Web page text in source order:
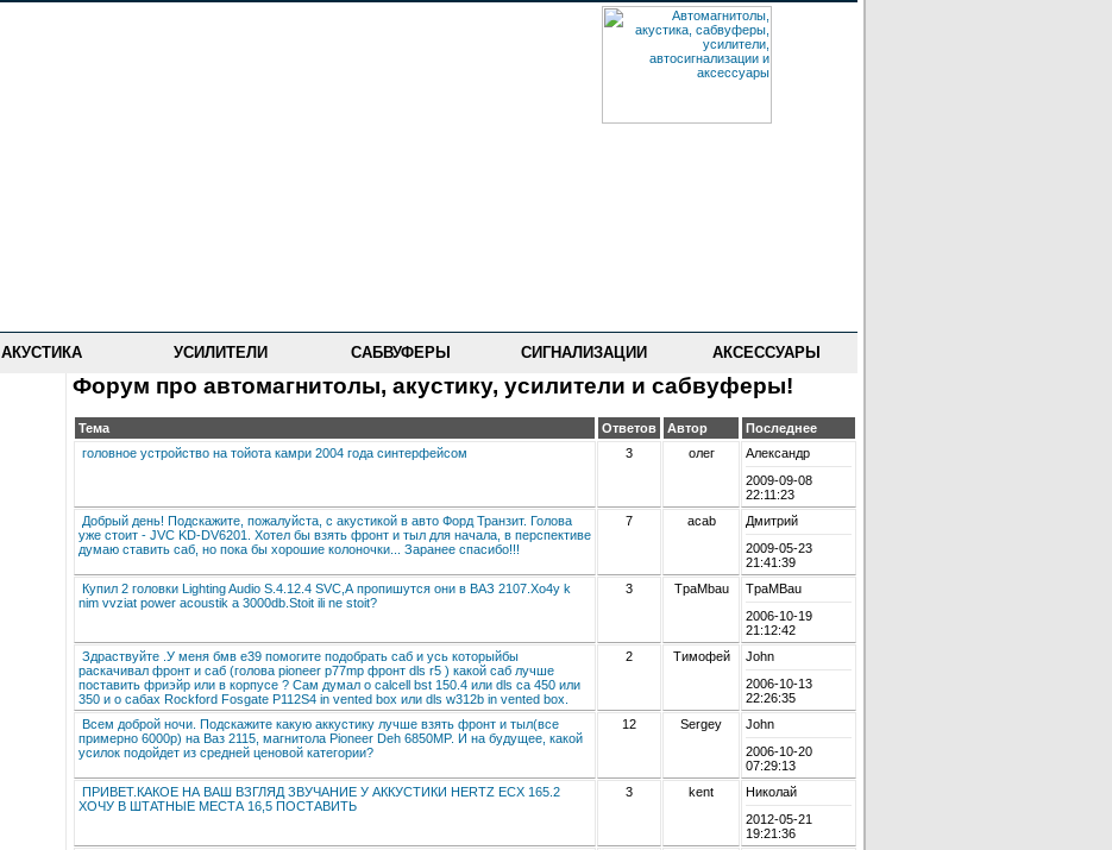
АКУСТИКА УСИЛИТЕЛИ САБВУФЕРЫ СИГНАЛИЗАЦИИ АКСЕССУАРЫ
Форум про автомагнитолы, акустику, усилители и сабвуферы!
Тема Ответов Автор
Последнее
головное устройство на тойота камри 2004 года синтерфейсом
3 олег
Александр
2009-09-08
22:11:23
Добрый день! Подскажите, пожалуйста, с акустикой в авто Форд Транзит. Голова
уже стоит - JVC KD-DV6201. Хотел бы взять фронт и тыл для начала, в перспективе
думаю ставить саб, но пока бы хорошие колоночки... Заранее спасибо!!!
7 acab
Дмитрий
2009-05-23
21:41:39
Купил 2 головки Lighting Audio S.4.12.4 SVC,А пропишутся они в ВАЗ 2107.Xo4y k
nim vvziat power acoustik a 3000db.Stoit ili ne stoit?
3 TpaMbau
TpaMBau
2006-10-19
21:12:42
Здраствуйте .У меня бмв е39 помогите подобрать саб и усь которыйбы
раскачивал фронт и саб (голова pioneer p77mp фронт dls r5 ) какой саб лучше
поставить фриэйр или в корпусе ? Сам думал о calcell bst 150.4 или dls ca 450 или
350 и о сабах Rockford Fosgate P112S4 in vented box или dls w312b in vented box.
2 Тимофей
John
2006-10-13
22:26:35
Всем доброй ночи. Подскажите какую аккустику лучше взять фронт и тыл(все
примерно 6000р) на Ваз 2115, магнитола Pioneer Deh 6850MP. И на будущее, какой
усилок подойдет из средней ценовой категории?
12 Sergey
John
2006-10-20
07:29:13
ПРИВЕТ.КАКОЕ НА ВАШ ВЗГЛЯД ЗВУЧАНИЕ У АККУСТИКИ HERTZ ECX 165.2
ХОЧУ В ШТАТНЫЕ МЕСТА 16,5 ПОСТАВИТЬ
3 kent
Николай
2012-05-21
19:21:36